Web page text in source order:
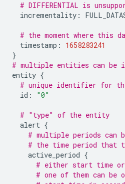
# DIFFERENTIAL is
incrementality :
# the moment where this
timestamp :
1658283241
}
# multiple entities can be
entity {
# unique identifier for
id : "0"
# "type" of the entity
alert {
# multiple periods can
# the time period that
active_period {
# either start time or
# one of them can be